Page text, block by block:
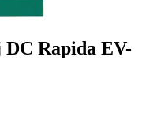
Rapida EV-